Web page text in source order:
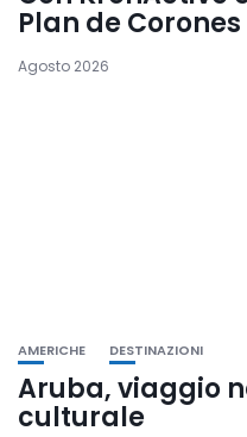
Plan de Corones
Agosto 2026
AMERICHE DESTINAZIONI
Aruba, viaggio
culturale